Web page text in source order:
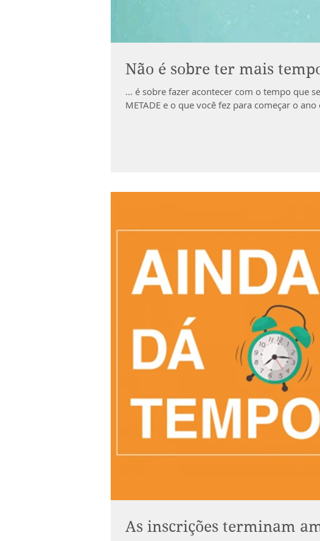
Não é sobre ter mais
... é sobre fazer acontecer com o tempo que
METADE e o que você fez para começar o ano
As inscrições terminam